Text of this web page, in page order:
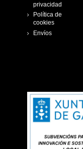
privacidad
Política de
cookies
Envíos